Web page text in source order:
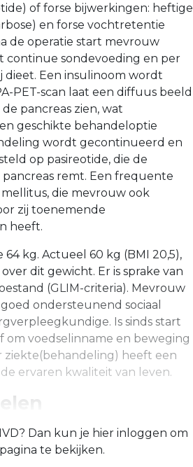
of forse bijwerkingen: heftige
en forse vochtretentie
de operatie start mevrouw
continue sondevoeding en per
dieet. Een insulinoom wordt
PET-scan laat een diffuus beeld
pancreas zien, wat
geschikte behandeloptie
wordt gecontinueerd en
op pasireotide, die de
remt. Een frequente
die mevrouw ook
zij toenemende
heeft.
kg. Actueel 60 kg (BMI 20,5),
dit gewicht. Er is sprake van
(GLIM-criteria). Mevrouw
ondersteunend sociaal
Is sinds start
om voedselinname en beweging
ziekte(be­handeling) heeft een
ervaren kwaliteit van leven.
Dan kun je hier inloggen om
te bekijken.